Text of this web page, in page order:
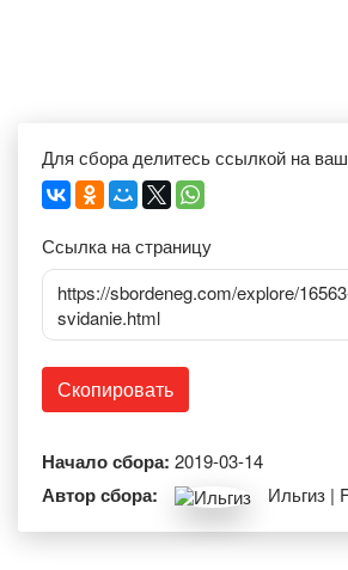
Для сбора делитесь ссылкой на
Ссылка на страницу
https://sbordeneg.com/explore/
svidanie.html
Скопировать
Начало сбора: 2019-03-14
Автор сбора: Ильгиз |